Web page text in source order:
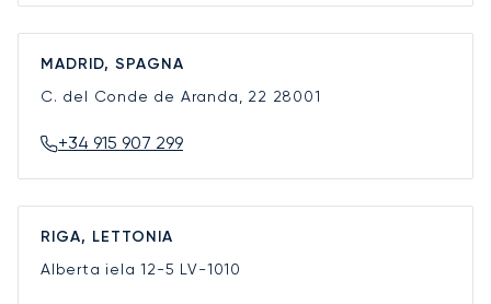
MADRID, SPAGNA
C. del Conde de Aranda, 22 28001
+34 915 907 299
RIGA, LETTONIA
Alberta iela 12-5 LV-1010